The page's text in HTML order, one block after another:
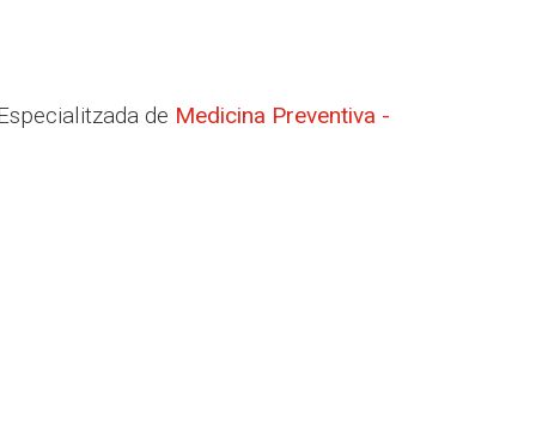
de Medicina Preventiva -